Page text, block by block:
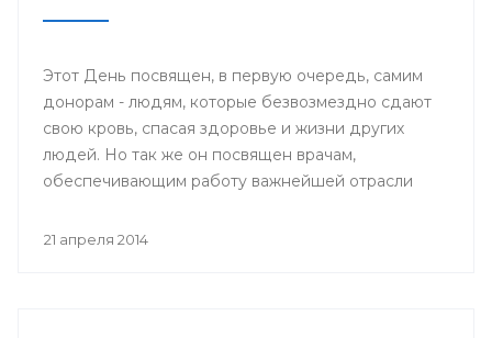
Этот День посвящен, в первую очередь, самим
донорам - людям, которые безвозмездно сдают
свою кровь, спасая здоровье и жизни других
людей. Но так же он посвящен врачам,
обеспечивающим работу важнейшей отрасли
21 апреля 2014